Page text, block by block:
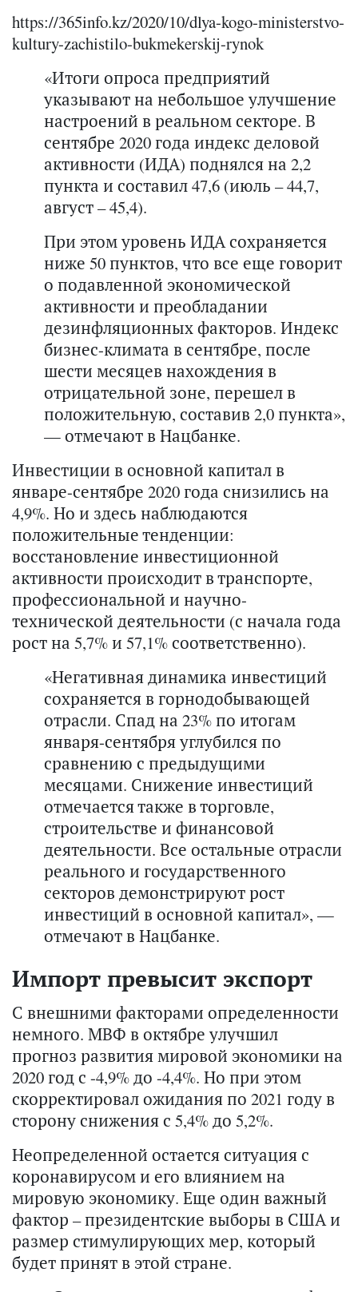
https://365info.kz/2020/10/dlya-kogo-ministerstvo-
kultury-zachistilo-bukmekerskij-rynok
«Итоги опроса предприятий
указывают на небольшое улучшение
настроений в реальном секторе. В
сентябре 2020 года индекс деловой
активности (ИДА) поднялся на 2,2
пункта и составил 47,6 (июль – 44,7,
август – 45,4).
При этом уровень ИДА сохраняется
ниже 50 пунктов, что все еще говорит
о подавленной экономической
активности и преобладании
дезинфляционных факторов. Индекс
бизнес-климата в сентябре, после
шести месяцев нахождения в
отрицательной зоне, перешел в
положительную, составив 2,0 пункта»,
— отмечают в Нацбанке.
Инвестиции в основной капитал в
январе-сентябре 2020 года снизились на
4,9%. Но и здесь наблюдаются
положительные тенденции:
восстановление инвестиционной
активности происходит в транспорте,
профессиональной и научно-
технической деятельности (с начала года
рост на 5,7% и 57,1% соответственно).
«Негативная динамика инвестиций
сохраняется в горнодобывающей
отрасли. Спад на 23% по итогам
января-сентября углубился по
сравнению с предыдущими
месяцами. Снижение инвестиций
отмечается также в торговле,
строительстве и финансовой
деятельности. Все остальные отрасли
реального и государственного
секторов демонстрируют рост
инвестиций в основной капитал», —
отмечают в Нацбанке.
Импорт превысит экспорт
С внешними факторами определенности
немного. МВФ в октябре улучшил
прогноз развития мировой экономики на
2020 год с -4,9% до -4,4%. Но при этом
скорректировал ожидания по 2021 году в
сторону снижения с 5,4% до 5,2%.
Неопределенной остается ситуация с
коронавирусом и его влиянием на
мировую экономику. Еще один важный
фактор – президентские выборы в США и
размер стимулирующих мер, который
будет принят в этой стране.